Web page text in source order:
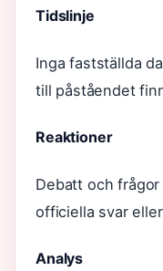
Tidslinje
Inga fastställda
till påståendet
Reaktioner
Debatt och
officiella svar
Analys